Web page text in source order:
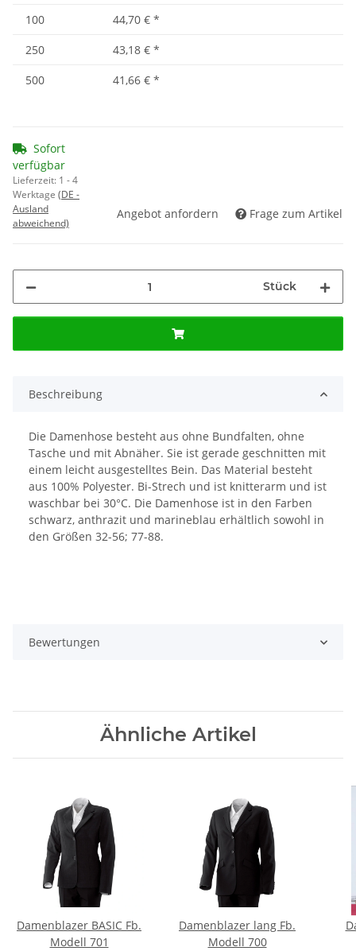
100 44,70 € *
250
43,18 € *
500
41,66 € *
Sofort
verfügbar
Lieferzeit: 1 - 4
Werktage (DE -
Ausland
abweichend)
Angebot anfordern Frage zum Artikel
Stück
Beschreibung
Die Damenhose besteht aus ohne Bundfalten, ohne
Tasche und mit Abnäher. Sie ist gerade geschnitten mit
einem leicht ausgestelltes Bein. Das Material besteht
aus 100% Polyester. Bi-Strech und ist knitterarm und ist
waschbar bei 30°C. Die Damenhose ist in den Farben
schwarz, anthrazit und marineblau erhältlich sowohl in
den Größen 32-56; 77-88.
Bewertungen
Ähnliche Artikel
Damenblazer BASIC Fb.
Modell 701
Damenblazer lang Fb.
Modell 700